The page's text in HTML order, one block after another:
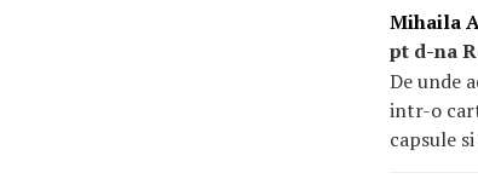
Mihaila
pt d-na
De unde
intr-o
capsule